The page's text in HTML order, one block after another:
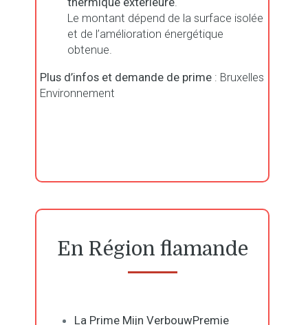
Le montant dépend de la surface isolée
et de l’amélioration énergétique
obtenue.
Plus d’infos et demande de prime : Bruxelles
Environnement
En Région flamande
La Prime Mijn VerbouwPremie